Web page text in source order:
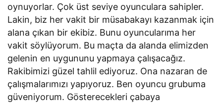
oynuyorlar. Çok üst seviye oyunculara sahipler.
Lakin, biz her vakit bir müsabakayı kazanmak için
alana çıkan bir ekibiz. Bunu oyuncularıma her
vakit söylüyorum. Bu maçta da alanda elimizden
gelenin en uygununu yapmaya çalışacağız.
Rakibimizi güzel tahlil ediyoruz. Ona nazaran de
çalışmalarımızı yapıyoruz. Ben oyuncu grubuma
güveniyorum. Gösterecekleri çabaya